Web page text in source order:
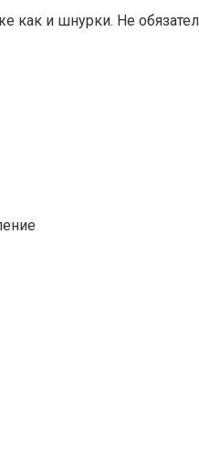
и шнурки. Не